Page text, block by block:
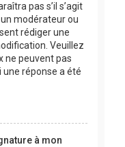
pas s’il s’agit
modérateur ou
rédiger une
Veuillez
ne peuvent pas
réponse a été
à mon